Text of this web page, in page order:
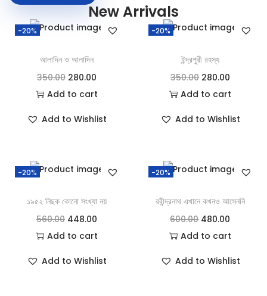
New Arrivals
-20%
আলাদিন ও আলাদিন
350.00 280.00
Add to cart
Add to Wishlist
-20%
ইন্দ্রপুরী রহস্য
350.00 280.00
Add to cart
Add to Wishlist
-20%
১৯৫২ নিছক কোনো সংখ্যা নয়
560.00 448.00
Add to cart
Add to Wishlist
-20%
রবীন্দ্রনাথ এখানে কখনও আসেননি
600.00 480.00
Add to cart
Add to Wishlist